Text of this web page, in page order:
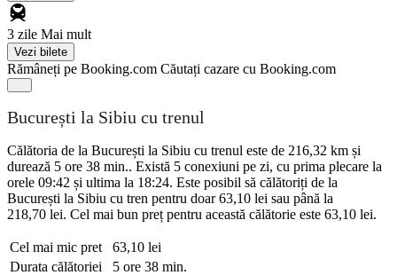
3 zile Mai mult
Vezi bilete
Rămâneți pe Booking.com Căutați cazare cu Booking.com
București la Sibiu cu trenul
Călătoria de la București la Sibiu cu trenul este de 216,32 km și
durează 5 ore 38 min.. Există 5 conexiuni pe zi, cu prima plecare la
orele 09:42 și ultima la 18:24. Este posibil să călătoriți de la
București la Sibiu cu tren pentru doar 63,10 lei sau până la
218,70 lei. Cel mai bun preț pentru această călătorie este 63,10 lei.
Cel mai mic pret
63,10 lei
Durata călătoriei
5 ore 38 min.